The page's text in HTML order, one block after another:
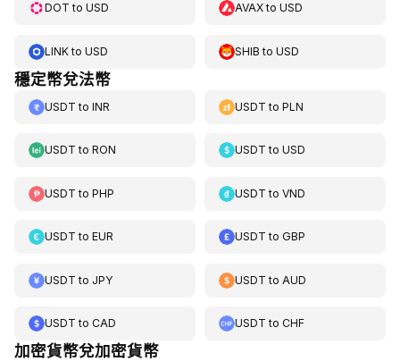
DOT to USD AVAXtoUSD
LINKto USD SHIB toUSD
穩定幣兌法幣
USDT to INR USDT toPLN
USDT to RON USDT toUSD
USDT to PHP USDT toVND
USDT to EUR USDT toGBP
USDT to JPY USDT to AUD
USDT to CAD USDT toCHF
加密貨幣兌加密貨幣